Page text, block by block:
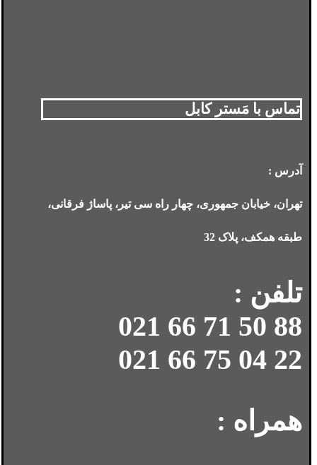
تماس با مَستر کابل
آدرس :
تهران، خیابان جمهوری، چهار راه سی تیر، پاساژ فرقانی،
طبقه همکف، پلاک 32
تلفن :
88 50 71 66 021
22 04 75 66 021
همراه :